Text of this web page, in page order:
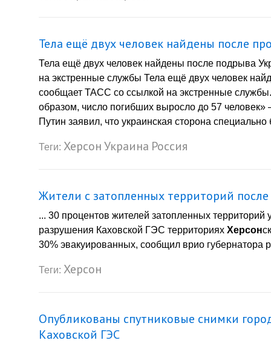
Тела ещё двух человек найдены после
Тела ещё двух человек найдены после подрыва
на экстренные службы Тела ещё двух человек
сообщает ТАСС со ссылкой на экстренные
образом, число погибших выросло до 57
Путин заявил, что украинская сторона
Теги: ХерсонУкраина Россия
Жители с затопленных территорий
... 30 процентов жителей затопленных
разрушения Каховской ГЭС территориях Херсон
30% эвакуированных, сообщил врио губернатора
Теги: Херсон
Опубликованы спутниковые снимки
Каховской ГЭС